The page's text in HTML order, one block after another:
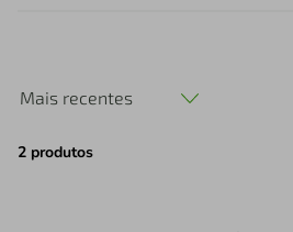
Mais recentes
2 produtos
perfume
4º air fryer